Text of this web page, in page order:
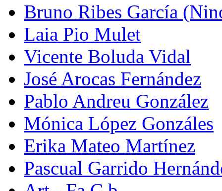
Bruno Ribes García
Laia Pio Mulet
Vicente Boluda Vidal
José Arocas Fernández
Pablo Andreu González
Mónica López Gonzáles
Erika Mateo Martínez
Pascual Garrido